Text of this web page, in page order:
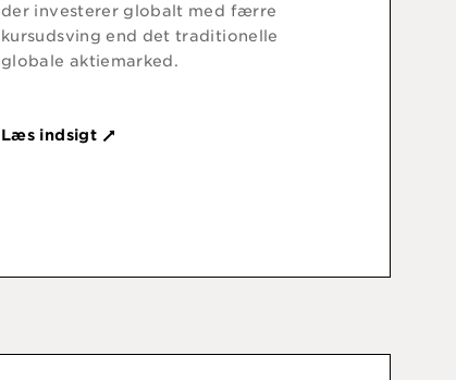
der investerer globalt med færre
kursudsving end det traditionelle
globale aktiemarked.
Læs indsigt